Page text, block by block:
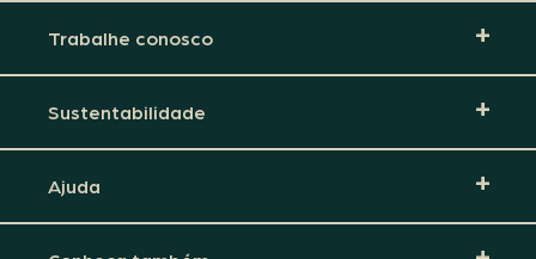
Trabalhe conosco
Sustentabilidade
Ajuda